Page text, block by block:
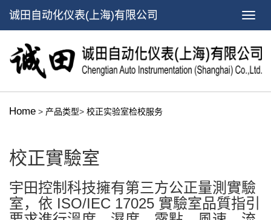
诚田自动化仪表(上海)有限公司
Home > 产品类型> 校正实验室检校服务
校正實驗室
宇田控制科技擁有第三方公正量測實驗
室，依 ISO/IEC 17025 實驗室品質指引